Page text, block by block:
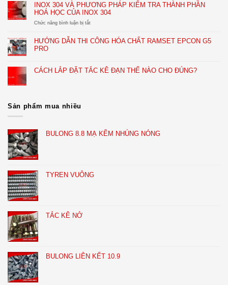
INOX 304 VÀ PHƯƠNG PHÁP KIỂM TRA THÀNH PHẦN
HOÁ HỌC CỦA INOX 304
Chức năng bình luận bị tắtở
304
VÀ
TRA
HƯỚNG DẪN THI CÔNG HÓA CHẤT RAMSET EPCON G5
PRO
CÁCH LẮP ĐẶT TẮC KÊ ĐẠN THẾ NÀO CHO ĐÚNG?
Sản phẩm mua nhiều
BULONG 8.8 MẠ KẼM NHÚNG NÓNG
TYREN VUÔNG
TẮC KÊ NỞ
BULONG LIÊN KẾT 10.9